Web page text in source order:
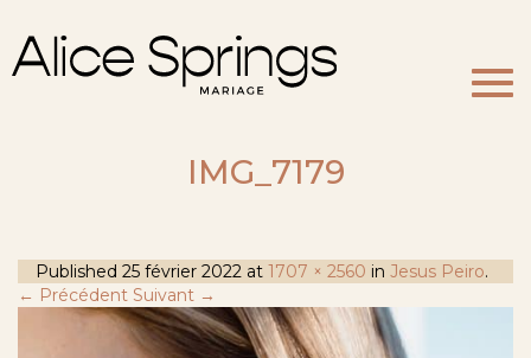
IMG_7179
Published 25 février 2022 at 1707 × 2560 in Jesus Peiro.
← Précédent Suivant →